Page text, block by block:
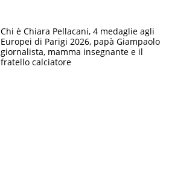
Chi è Chiara Pellacani, 4 medaglie agli
Europei di Parigi 2026, papà Giampaolo
giornalista, mamma insegnante e il
fratello calciatore